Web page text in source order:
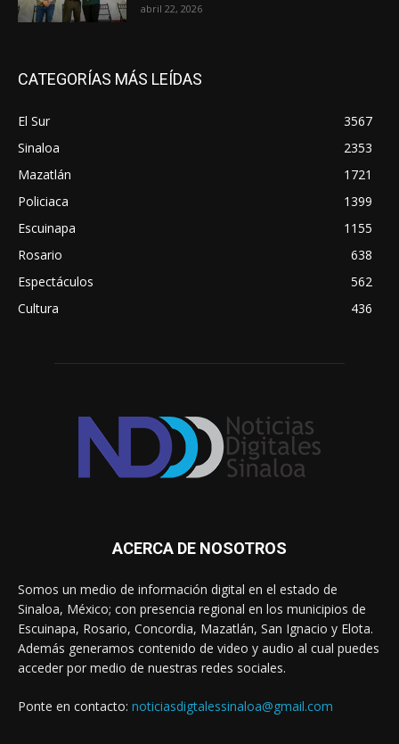
abril 22, 2026
CATEGORÍAS MÁS LEÍDAS
El Sur
3567
Sinaloa
2353
Mazatlán
1721
Policiaca
1399
Escuinapa
1155
Rosario
638
Espectáculos
562
Cultura
436
ACERCA DE NOSOTROS
Somos un medio de información digital en el estado de
Sinaloa, México; con presencia regional en los municipios de
Escuinapa, Rosario, Concordia, Mazatlán, San Ignacio y Elota.
Además generamos contenido de video y audio al cual puedes
acceder por medio de nuestras redes sociales.
Ponte en contacto: noticiasdigtalessinaloa@gmail.com